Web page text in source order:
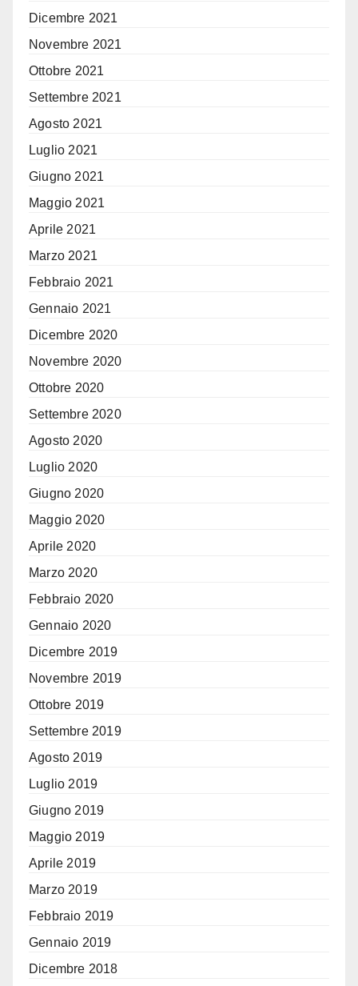
Dicembre 2021
Novembre 2021
Ottobre 2021
Settembre 2021
Agosto 2021
Luglio 2021
Giugno 2021
Maggio 2021
Aprile 2021
Marzo 2021
Febbraio 2021
Gennaio 2021
Dicembre 2020
Novembre 2020
Ottobre 2020
Settembre 2020
Agosto 2020
Luglio 2020
Giugno 2020
Maggio 2020
Aprile 2020
Marzo 2020
Febbraio 2020
Gennaio 2020
Dicembre 2019
Novembre 2019
Ottobre 2019
Settembre 2019
Agosto 2019
Luglio 2019
Giugno 2019
Maggio 2019
Aprile 2019
Marzo 2019
Febbraio 2019
Gennaio 2019
Dicembre 2018